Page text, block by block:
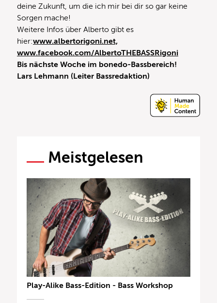
deine Zukunft, um die ich mir bei dir so gar keine
Sorgen mache!
Weitere Infos über Alberto gibt es
hier:www.albertorigoni.net,
www.facebook.com/AlbertoTHEBASSRigoni
Bis nächste Woche im bonedo-Bassbereich!
Lars Lehmann (Leiter Bassredaktion)
Meistgelesen
Play-Alike Bass-Edition - Bass Workshop